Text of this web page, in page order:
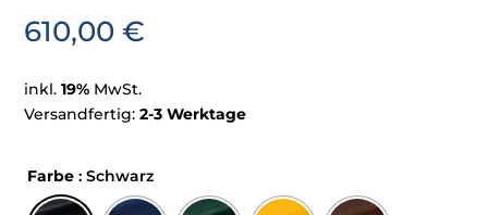
610,00€
inkl.19% MwSt.
Versandfertig:2-3 Werktage
Farbe : Schwarz